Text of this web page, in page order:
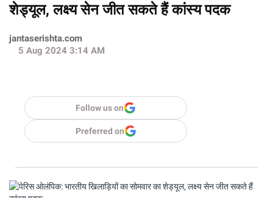
शेड्यूल, लक्ष्य सेन जीत सकते हैं कांस्य पदक
jantaserishta.com
5 Aug 2024 3:14 AM
Follow us on
Preferred on